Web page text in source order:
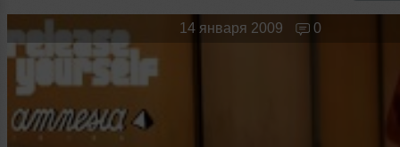
14 января 2009 0